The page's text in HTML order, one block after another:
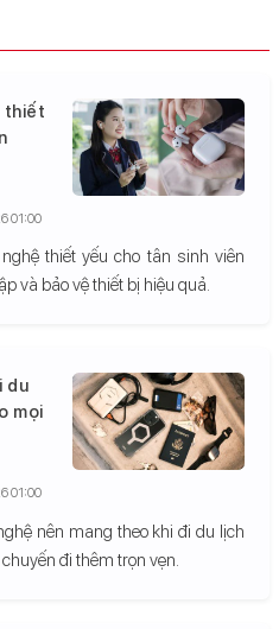
thiết
thiết yếu cho tân sinh viên
và bảo vệ thiết bị hiệu quả.
01:00
du
mọi
nên mang theo khi đi du lịch
đi thêm trọn vẹn.
01:00